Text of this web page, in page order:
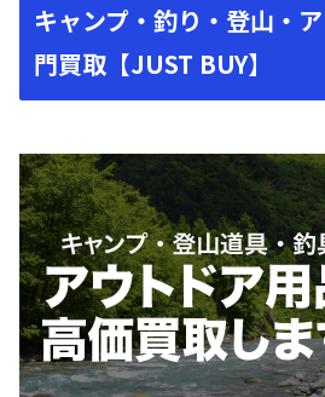
キャンプ・釣り・登山・
門買取【JUST BUY】